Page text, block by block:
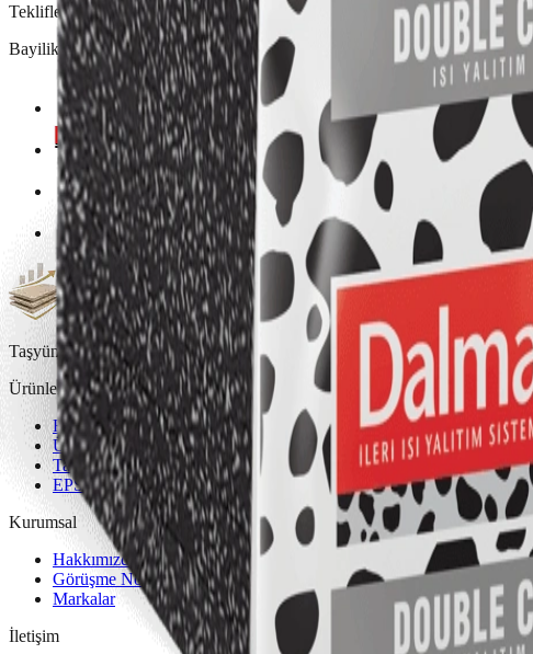
Teklifler fabrikadan tam Kamyon veya tam TIR yüklemesiyle hazırlanır.
Bayilikler
Taşyünü ve EPS fiyatlarını, tam araç ve set nakliye koşullarıyla hesaplayın.
Ürünler
Hesap Makinesi
Ürün Kataloğu
Taşyünü Levha
EPS Levha
Kurumsal
Hakkımızda
Görüşme Noktası
Markalar
İletişim